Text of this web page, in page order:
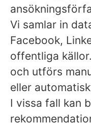
Vi samlar in
Facebook,
offentliga
och utförs
eller
I vissa fall kan